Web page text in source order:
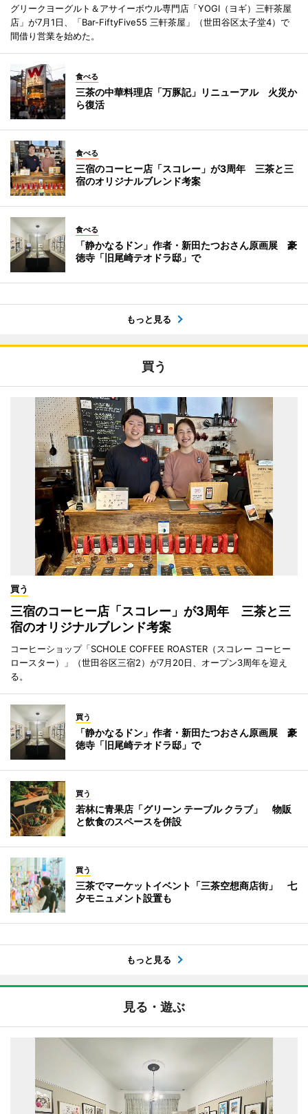
グリークヨーグルト＆アサイーボウル専門店「YOGI（ヨギ）三軒茶屋
店」が7月1日、「Bar-FiftyFive55 三軒茶屋」（世田谷区太子堂4）で
間借り営業を始めた。
食べる
三茶の中華料理店「万豚記」リニューアル 火災か
ら復活
食べる
三宿のコーヒー店「スコレー」が3周年 三茶と三
宿のオリジナルブレンド考案
食べる
「静かなるドン」作者・新田たつおさん原画展 豪
徳寺「旧尾崎テオドラ邸」で
もっと見る
買う
買う
三宿のコーヒー店「スコレー」が3周年 三茶と三
宿のオリジナルブレンド考案
コーヒーショップ「SCHOLE COFFEE ROASTER（スコレー コーヒー
ロースター）」（世田谷区三宿2）が7月20日、オープン3周年を迎え
る。
買う
「静かなるドン」作者・新田たつおさん原画展 豪
徳寺「旧尾崎テオドラ邸」で
買う
若林に青果店「グリーン テーブル クラブ」 物販
と飲食のスペースを併設
買う
三茶でマーケットイベント「三茶空想商店街」 七
夕モニュメント設置も
もっと見る
見る・遊ぶ